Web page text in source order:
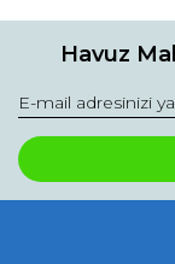
Havuz